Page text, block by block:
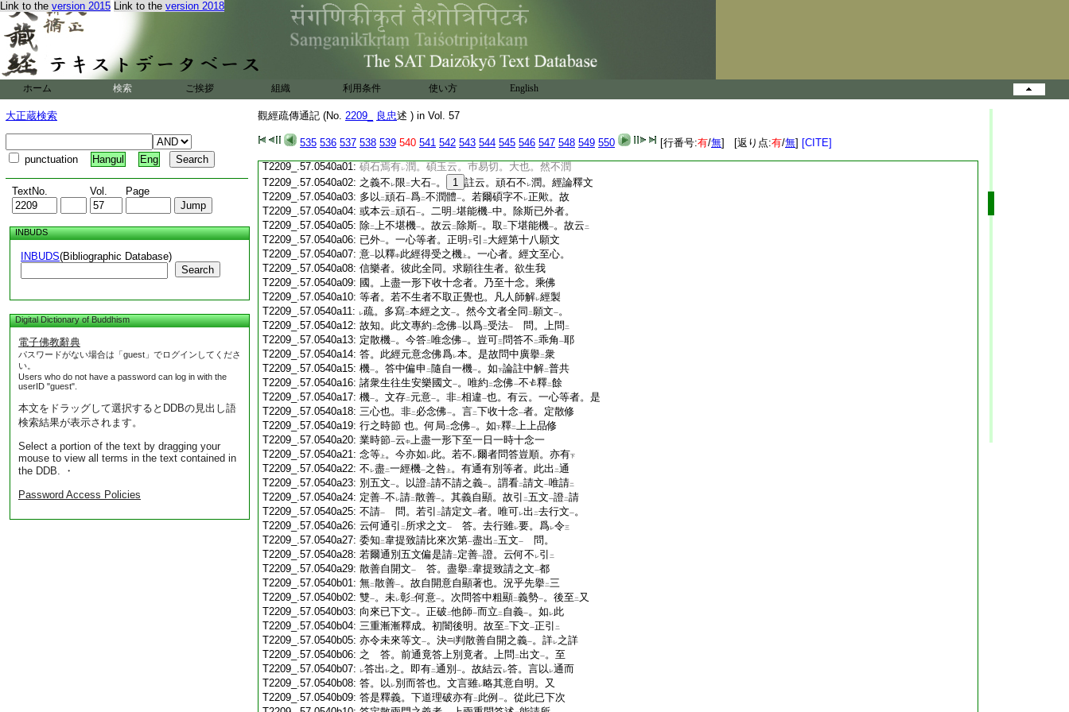
Link to the version 2015 Link to the version 2018
ホーム 検索 ご挨拶 組織 利用条件 使い方 English
大正蔵検索
punctuation Hangul Eng
TextNo. Vol. Page
INBUDS
INBUDS(Bibliographic Database)
Search
Digital Dictionary of Buddhism
電子佛教辭典
パスワードがない場合は「guest」でログインしてくださ
い。
Users who do not have a password can log in with the
userID "guest".
本文をドラッグして選択するとDDBの見出し語
検索結果が表示されます。
Select a portion of the text by dragging your
mouse to view all terms in the text contained in
the DDB. ・
Password Access Policies
觀經疏傳通記 (No. 2209_ 良忠述 ) in Vol. 57
535 536 537 538 539 540 541 542 543 544 545 546 547 548 549 550 [行番号:有/無] [返り点:有/無] [CITE]
T2209_.57.0539c19:難中有鬼レ 故。 8 兩卷疏下云。緊那羅者。天帝
T2209_.57.0539c20:絲竹樂神。小不レ 乾闥婆 。形似レ人而頭有
T2209_.57.0539c21:
レ角。亦呼爲 二疑神 。亦爲 二 人非人
T2209_.57.0539c22:
者。指 歟。又五逆人雖
器之者 。而此中不レ擧者。今經下下品明二逆
T2209_.57.0539c24:者住生 。順 經文 故不 別擧 也 問。 9
T2209_.57.0539c25:云 五逆之與 十惡 罪滅得
生。謗法･闡提迴
T2209_.57.0539c26:心皆往上 。今何除 レ
之 答。先師云。今嫌謗法
T2209_.57.0539c27:等當體 。彼約
T2209_.57.0539c28: 心一故嫌屬 二非器 一 。彼雖二亦難一 而可 二迴心一。故云二
T2209_.57.0540a01: 碩石焉有レ潤。碩玉云。巿易切。大也。然不潤
T2209_.57.0540a02: 之義不 レ限 二 大石一。 1 註云。頑石不 レ潤。經論釋文
T2209_.57.0540a03: 多以 二頑石一爲二不潤體一。若爾碩字不 レ正歟。故
T2209_.57.0540a04: 或本云 二頑石一。二明 二堪能機一中。除斯已外者。
T2209_.57.0540a05: 除二上不堪機一。故云 二 除斯一。取 二下堪能機一。故云 二
T2209_.57.0540a06: 已外一。一心等者。正明 下引 二 大經第十八願文
T2209_.57.0540a07: 意一 以釋中此經得受之機 上 。一心者。經文至心。
T2209_.57.0540a08: 信樂者。彼此全同。求願往生者。欲生我
T2209_.57.0540a09: 國。上盡一形下收十念者。乃至十念。乘佛
T2209_.57.0540a10: 等者。若不生者不取正覺也。凡人師解レ經製
T2209_.57.0540a11:
レ疏。多寫二本經之文一。然今文者全同 二願文一。
T2209_.57.0540a12: 故知。此文專約 二念佛一 以爲二受法一 問。上問 二
T2209_.57.0540a13: 定散機一。今答二唯念佛一。豈可三問答不 二乖角 一耶
T2209_.57.0540a14: 答。此經元意念佛爲レ本。是故問中廣擧二衆
T2209_.57.0540a15: 機一。答中偏申 二 隨自一機一。如下論註中解二普共
T2209_.57.0540a16: 諸衆生往生安樂國文一。唯約 二念佛一不 釋二餘
T2209_.57.0540a17: 機一。文存二 元意一。非二相違一也。有云。一心等者。是
T2209_.57.0540a18: 三心也。非二 必念佛一。言二下收十念一者。定散修
T2209_.57.0540a19: 行之時節 也。何局 二念佛一。如下釋二上上品修
T2209_.57.0540a20: 業時節一云中上盡一形下至一日一時十念一
T2209_.57.0540a21: 念等 上 。今亦如 レ此。若不 レ爾者問答豈順。亦有下
T2209_.57.0540a22: 不 レ盡二一經機一之咎 上 。有通有別等者。此出 二通
T2209_.57.0540a23: 別五文一。以證二請不請之義一。謂看二請文一唯請二
T2209_.57.0540a24: 定善一不 レ請二散善一。其義自顯。故引 二五文一證二請
T2209_.57.0540a25: 不請一 問。若引 二請定文一者。唯可レ出 二去行文一。
T2209_.57.0540a26: 云何通引 二 所求之文一 答。去行雖レ要。爲レ令三
T2209_.57.0540a27: 委知 二韋提致請比來次第一盡出 二五文一
問。
T2209_.57.0540a28: 若爾通別五文偏是請二 定善一證。云何不 レ引 二
T2209_.57.0540a29: 散善自開文一 答。盡擧二韋提致請之文一都
T2209_.57.0540b01: 無二散善一。故自開意自顯著也。況乎先擧二三
T2209_.57.0540b02: 雙一。未レ彰二何意一。次問答中粗顯二義勢一。後至 二 又
T2209_.57.0540b03: 向來已下文一。正破 二他師一而立 二 自義一。如 レ此
T2209_.57.0540b04: 三重漸漸釋成。初闇後明。故至 二下文一正引 二
T2209_.57.0540b05: 亦令未來等文一。決 判散善自開之義一。詳レ之詳
T2209_.57.0540b06: 之 答。前通竟答上別竟者。上問 二出文一。至
T2209_.57.0540b07:
レ答出 レ之。即有二通別 一。故結云 レ答。言以 レ通而
T2209_.57.0540b08: 答。以 レ別而答也。文言雖レ略其意自明。又
T2209_.57.0540b09: 答是釋義。下道理破亦有二 此例 一。從此已下次